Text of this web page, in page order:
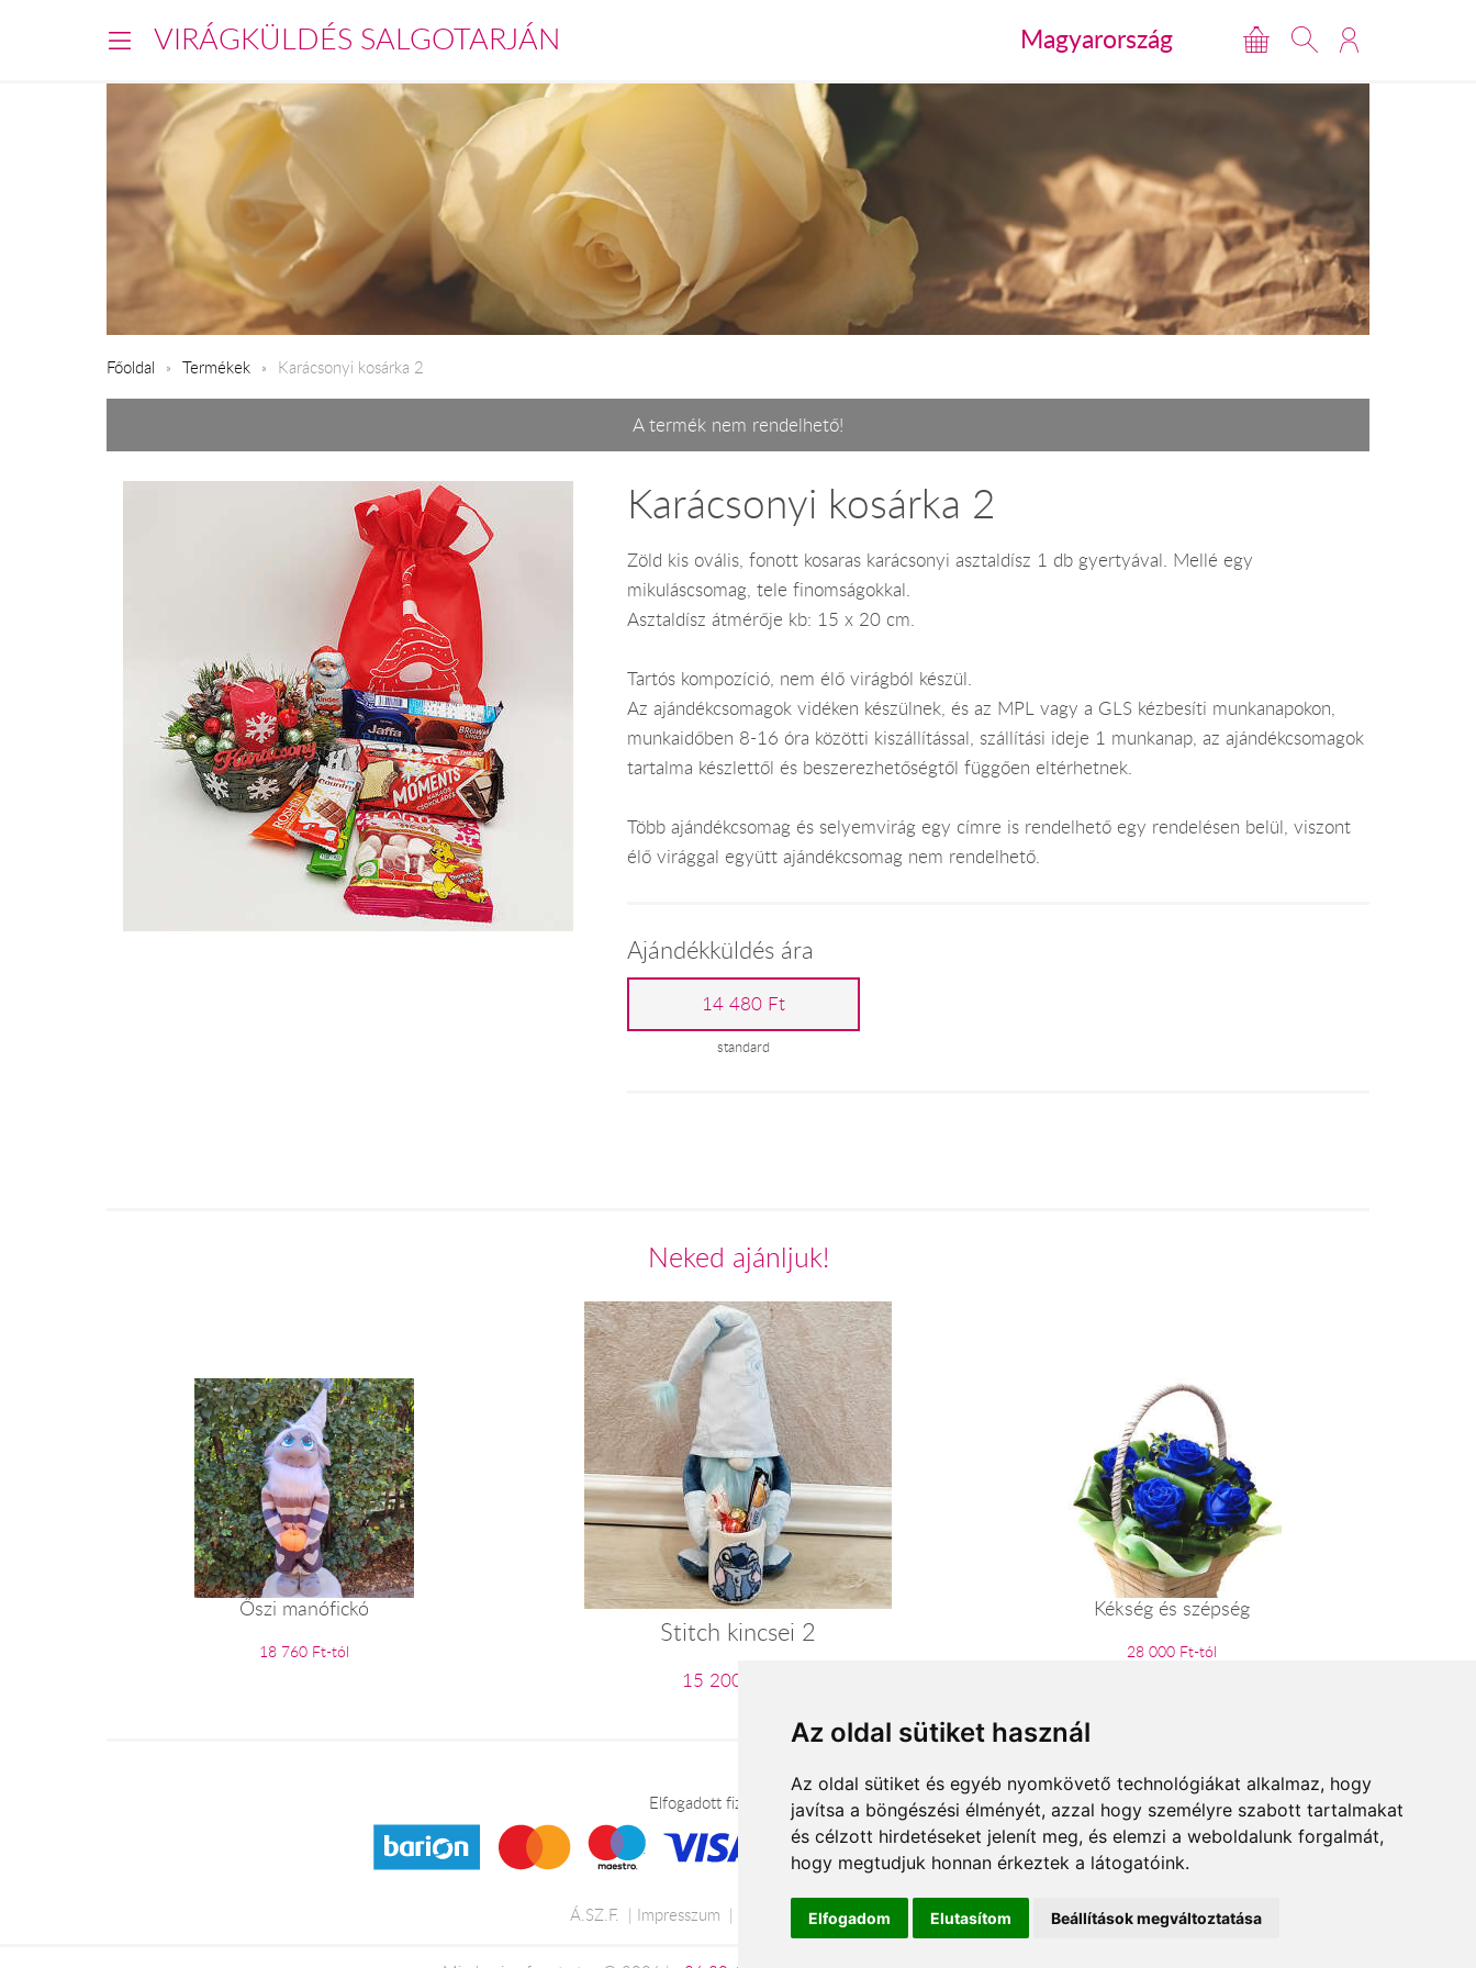
Az oldal sütiket használ
Az oldal sütiket és egyéb nyomkövető technológiákat alkalmaz, hogy
javítsa a böngészési élményét, azzal hogy személyre szabott tartalmakat
és célzott hirdetéseket jelenít meg, és elemzi a weboldalunk forgalmát,
hogy megtudjuk honnan érkeztek a látogatóink.
Elfogadom Elutasítom Beállítások megváltoztatása
VIRÁGKÜLDÉS SALGOTARJÁN Magyarország
Főoldal Termékek Karácsonyi kosárka 2
A termék nem rendelhető!
Karácsonyi kosárka 2
Zöld kis ovális, fonott kosaras karácsonyi asztaldísz 1 db gyertyával. Mellé egy
mikuláscsomag, tele finomságokkal.
Asztaldísz átmérője kb: 15 x 20 cm.
Tartós kompozíció, nem élő virágból készül.
Az ajándékcsomagok vidéken készülnek, és az MPL vagy a GLS kézbesíti munkanapokon,
munkaidőben 8-16 óra közötti kiszállítással, szállítási ideje 1 munkanap, az ajándékcsomagok
tartalma készlettől és beszerezhetőségtől függően eltérhetnek.
Több ajándékcsomag és selyemvirág egy címre is rendelhető egy rendelésen belül, viszont
élő virággal együtt ajándékcsomag nem rendelhető.
Ajándékküldés ára
14 480 Ft
standard
Neked ajánljuk!
Őszi manófickó
18 760 Ft-tól
Stitch kincsei 2
15 200 Ft-tól
Kékség és szépség
28 000 Ft-tól
Elfogadott fizetési módok
Á.SZ.F. Impresszum Adatkezelési tájékoztató